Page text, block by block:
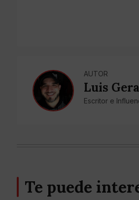
AUTOR
Luis
Escritor e
Te puede